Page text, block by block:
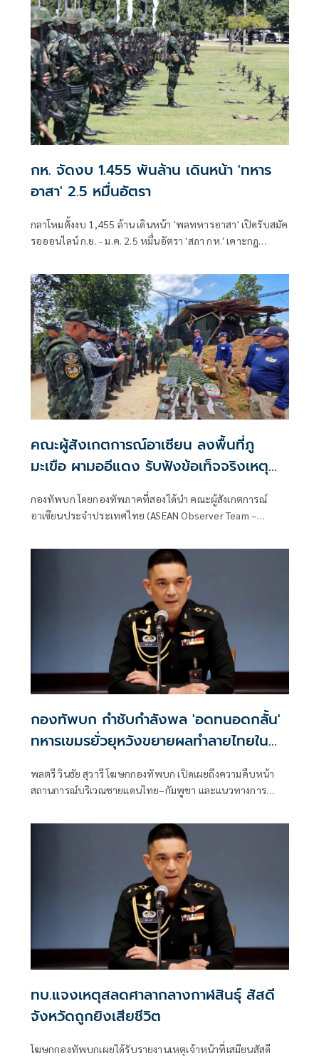
การหน่วยงานโดยนำผู้เชี่ยวชาญจากหน่วยต่างๆ เข้ามาช่วย
แก้ไขปัญหารวมกัน่
กห. จัดงบ 1.455 พันล้าน เดินหน้า 'ทหาร
อาสา' 2.5 หมื่นอัตรา
กลาโหมตั้งงบ 1,455 ล้าน เดินหน้า 'พลทหารอาสา' เปิดรับสมัค
รอออนไลน์ ก.ย. - ม.ค. 2.5 หมื่นอัตรา 'สภา กห.' เคาะกฎ
คณะผู้สังเกตการณ์อาเซียน ลงพื้นที่ภู
มะเขือ ผามออีแดง รับฟังข้อเท็จจริงเหตุ
ปะทะชายแดนไทยกัมพูชา
กองทัพบก โดยกองทัพภาคที่สองได้นำ คณะผู้สังเกตการณ์
อาเซียนประจำประเทศไทย (ASEAN Observer Team –
ไทย–กัมพูชา เพื่อรับทราบข้อเท็จจริงและสังเกตการณ์ผลกระ
ทบที่เกิดขึ้นในพื้นที่ โดยคณะประกอบด้วยผู้แทนฝ่ายไทยและผู้
แทนจากประเทศสมาชิกอาเซียน รวม 13 นาย ประกอบด้วยผู้
แทนจากสาธารณรัฐฟิลิปปินส์ สาธารณรัฐอินโดนีเซีย และ
กองทัพบก กำชับกำลังพล 'อดทนอดกลั้น'
ทหารเขมรยั่วยุหวังขยายผลทำลายไทยใน
พลตรี วินธัย สุวารี โฆษกกองทัพบก เปิดเผยถึงความคืบหน้า
สถานการณ์บริเวณชายแดนไทย–กัมพูชา และแนวทางการ
ต่อจุดยืนอันมั่นคงของฝ่ายไทย โดยกองทัพบกขอยืนยัน
เจตนารมณ์อันแน่วแน่ในการยึดถือข้อตกลงตามถ้อยแถลงร่วม
ทบ.แจงเหตุสลดศาลากลางกาฬสินธุ์ สัสดี
จังหวัดถูกยิงเสียชีวิต
โฆษกกองทัพบกเผยได้รับรายงานเหตุเจ้าหน้าที่เสมียนสัสดี